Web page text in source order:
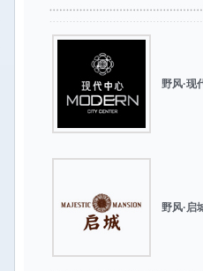
野风·现
野风·启